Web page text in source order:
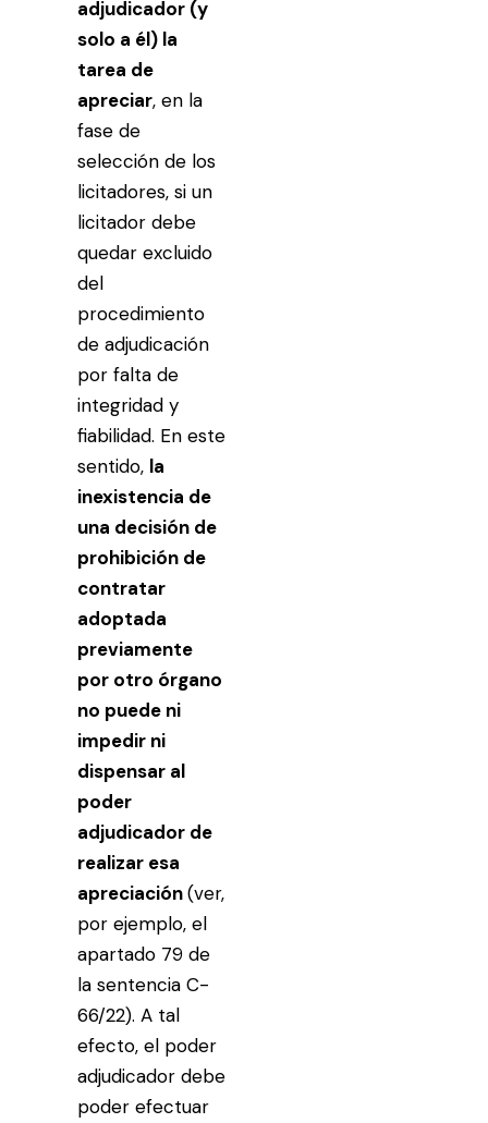
adjudicador (y
solo a él) la
tarea de
apreciar, en la
fase de
selección de los
licitadores, si un
licitador debe
quedar excluido
del
procedimiento
de adjudicación
por falta de
integridad y
fiabilidad. En este
sentido, la
inexistencia de
una decisión de
prohibición de
contratar
adoptada
previamente
por otro órgano
no puede ni
impedir ni
dispensar al
poder
adjudicador de
realizar esa
apreciación(ver,
por ejemplo, el
apartado 79 de
la sentencia C-
66/22). A tal
efecto, el poder
adjudicador debe
poder efectuar